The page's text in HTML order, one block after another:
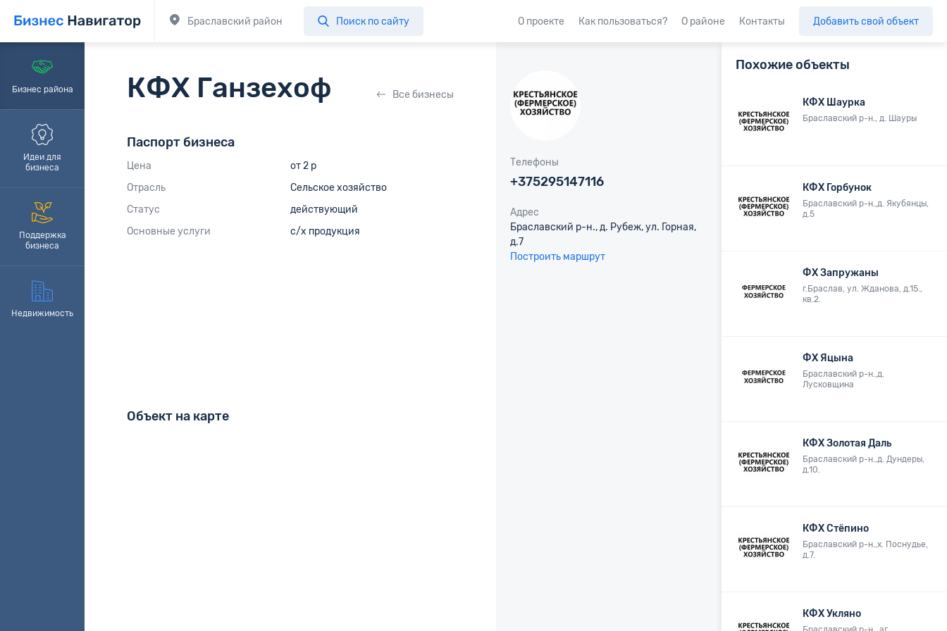
Браславский район Поиск по сайту О проекте Как пользоваться? О районе Контакты Добавитьсвой объект
Бизнес района
Идеи для
бизнеса
Поддержка
бизнеса
Недвижимость
Телефоны
+375295147116
Адрес
Браславский р-н., д. Рубеж, ул. Горная,
д.7
Построить маршрут
КФХ Ганзехоф Все бизнесы
Паспорт бизнеса
Цена
от 2 р
Отрасль
Сельское хозяйство
Статус
действующий
Основные услуги
с/х продукция
Объект на карте
Похожие объекты
КФХ Шаурка
Браславский р-н., д. Шауры
КФХ Горбунок
Браславский р-н.,д. Якубянцы,
д.5
ФХ Запружаны
г.Браслав, ул. Жданова, д.15.,
кв.2.
ФХ Яцына
Браславский р-н.,д.
Лусковщина
КФХ Золотая Даль
Браславский р-н.,д. Дундеры,
д.10.
КФХ Стёпино
Браславский р-н.,х. Поснудье,
д.7.
КФХ Укляно